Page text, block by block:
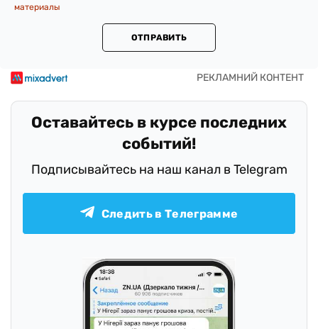
материалы
ОТПРАВИТЬ
Оставайтесь в курсе последних
событий!
Подписывайтесь на наш канал в Telegram
Следить в Телеграмме